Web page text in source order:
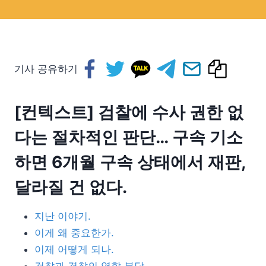
기사 공유하기
[컨텍스트] 검찰에 수사 권한 없
다는 절차적인 판단… 구속 기소
하면 6개월 구속 상태에서 재판,
달라질 건 없다.
지난 이야기.
이게 왜 중요한가.
이제 어떻게 되나.